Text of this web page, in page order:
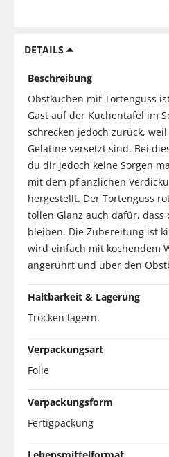
DETAILS
Beschreibung
Obstkuchen mit Tortenguss
Gast auf der Kuchentafel im
schrecken jedoch zurück,
Gelatine versetzt sind. Bei
du dir jedoch keine Sorgen
mit dem pflanzlichen
hergestellt. Der Tortenguss
tollen Glanz auch dafür,
bleiben. Die Zubereitung ist
wird einfach mit kochendem
angerührt und über den
Haltbarkeit & Lagerung
Trocken lagern.
Verpackungsart
Folie
Verpackungsform
Fertigpackung